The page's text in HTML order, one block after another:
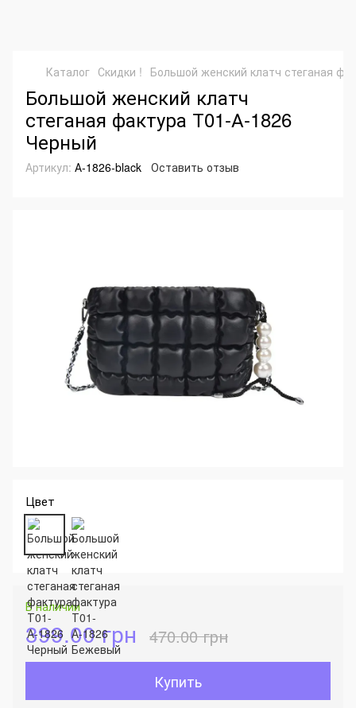
Каталог Скидки ! Большой женский клатч стеганая
Большой женский клатч
стеганая фактура Т01-А-1826
Черный
Артикул: А-1826-black Оставить отзыв
Цвет
В наличии
399.00 грн 470.00 грн
Купить